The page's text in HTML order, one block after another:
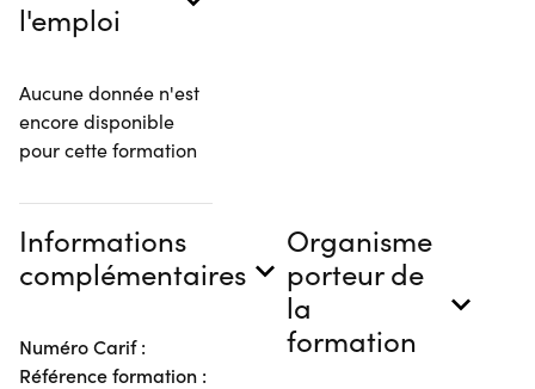
l'emploi
Aucune donnée n'est
encore disponible
pour cette formation
Informations
complémentaires
Numéro Carif :
Référence formation :
Organisme
porteur de
la
formation